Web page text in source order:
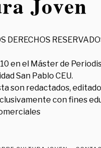
DERECHOS
en el Máster de
San Pablo CEU.
son redactados,
con fines